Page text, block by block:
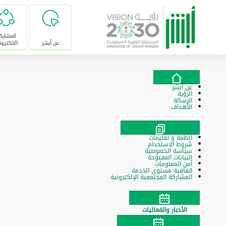
تخطى للإنتقال إلى المحتوى الرئيسي
عن أبشر
عن أبشر
عن أبشر
الرؤية
الرسالة
الأهداف
السياسات والإجراءات
أنظمة و تعليمات
شروط الاستخدام
سياسة الخصوصية
البيانات المفتوحة
أمن المعلومات
اتفاقية مستوى الخدمة
المشاركة المجتمعية الإلكترونية
الأخبار والفعاليات